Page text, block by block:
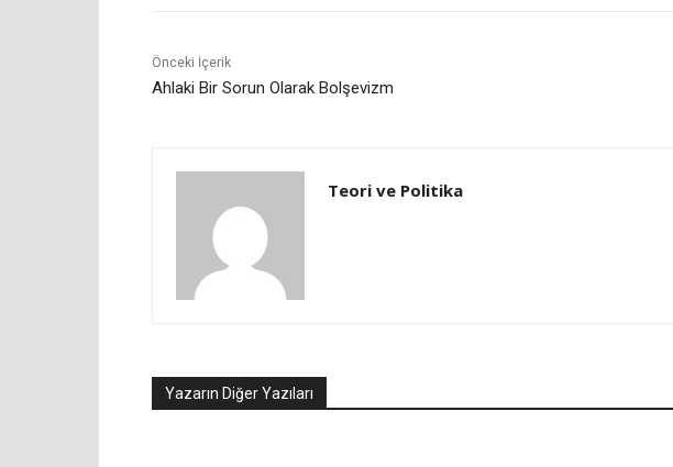
Önceki İçerik
Ahlaki Bir Sorun Olarak Bolşevizm
Teori ve Politika
Yazarın Diğer Yazıları